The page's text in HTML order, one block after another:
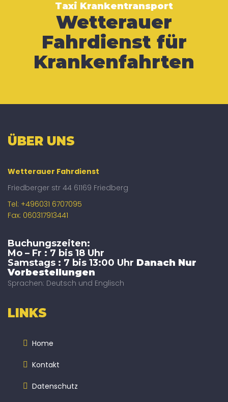
Taxi Krankentransport
Wetterauer
Fahrdienst für
Krankenfahrten
ÜBER UNS
Wetterauer Fahrdienst
Friedberger str 44 61169 Friedberg
Tel: +496031 6707095
Fax: 060317913441
Buchungszeiten:
Mo – Fr : 7 bis 18 Uhr
Samstags : 7 bis 13:00 Uhr Danach Nur
Vorbestellungen
Sprachen: Deutsch und Englisch
LINKS
Home
Kontakt
Datenschutz